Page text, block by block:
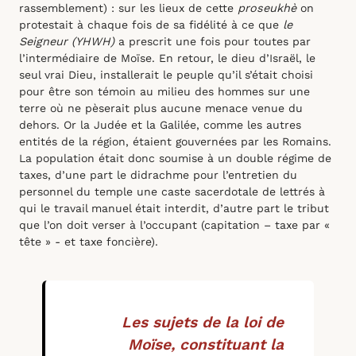
rassemblement) : sur les lieux de cette proseukhèon
protestait à chaque fois de sa fidélité à ce que le
Seigneur (YHWH)a prescrit une fois pour toutes par
l’intermédiaire de Moïse. En retour, le dieu d’Israël, le
seul vrai Dieu, installerait le peuple qu’il s’était choisi
pour être son témoin au milieu des hommes sur une
terre où ne pèserait plus aucune menace venue du
dehors. Or la Judée et la Galilée, comme les autres
entités de la région, étaient gouvernées par les Romains.
La population était donc soumise à un double régime de
taxes, d’une part le didrachme pour l’entretien du
personnel du temple une caste sacerdotale de lettrés à
qui le travail manuel était interdit, d’autre part le tribut
que l’on doit verser à l’occupant (capitation – taxe par «
tête » - et taxe foncière).
Les sujets de la loi de
Moïse, constituant la